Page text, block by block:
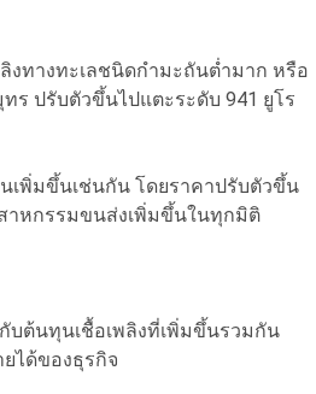
งทางทะเลชนิดกำมะถันต่ำมาก หรือ
ทร ปรับตัวขึ้นไปแตะระดับ 941 ยูโร
เพิ่มขึ้นเช่นกัน โดยราคาปรับตัวขึ้น
าหกรรมขนส่งเพิ่มขึ้นในทุกมิติ
บต้นทุนเชื้อเพลิงที่เพิ่มขึ้นรวมกัน
ได้ของธุรกิจ